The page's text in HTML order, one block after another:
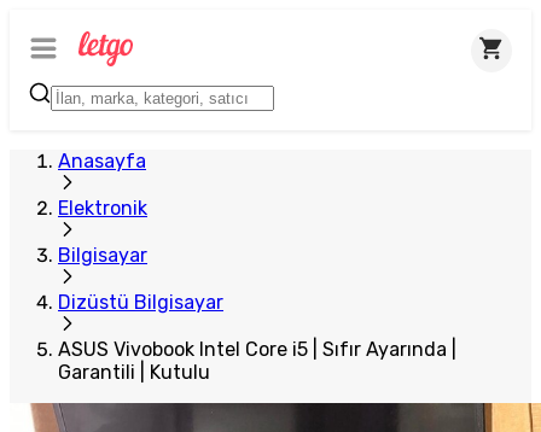
Anasayfa
Elektronik
Bilgisayar
Dizüstü Bilgisayar
ASUS Vivobook Intel Core i5 | Sıfır Ayarında |
Garantili | Kutulu